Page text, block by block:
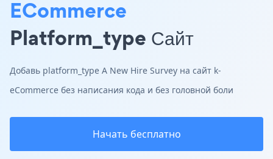
ECommerce
Platform_type Сайт
Добавь platform_type A New Hire Survey на сайт k-
eCommerce без написания кода и без головной боли
Начать бесплатно